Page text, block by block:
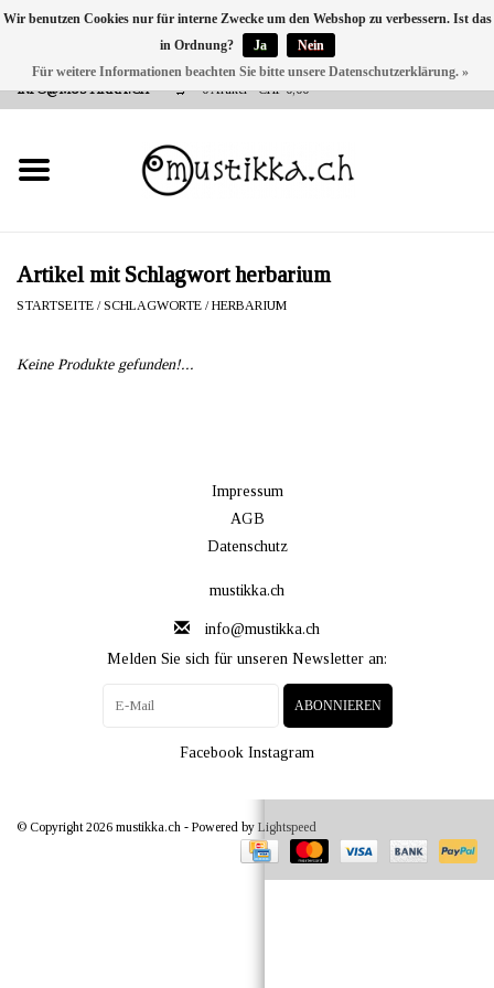
VERSANDKOSTEN 0 CHF INNERHALB CH | INT. VERSAND ÜBER
INFO@MUSTIKKA.CH
0 Artikel - CHF 0,00
NEU BEI UNS
SHOP - A PIECE OF
FINLAND FOR YOU
Artikel mit Schlagwort herbarium
STARTSEITE /SCHLAGWORTE /HERBARIUM
Keine Produkte gefunden!...
Impressum
AGB
Datenschutz
mustikka.ch
info@mustikka.ch
Melden Sie sich für unseren Newsletter an:
ABONNIEREN
Facebook Instagram
© Copyright 2026 mustikka.ch - Powered by Lightspeed
Wir benutzen Cookies nur für interne Zwecke um den Webshop zu verbessern. Ist das
in Ordnung?
Ja
Nein
Für weitere Informationen beachten Sie bitte unsere Datenschutzerklärung. »